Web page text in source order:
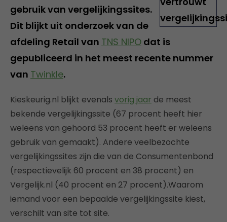
gebruik van vergelijkingssites.
Dit blijkt uit onderzoek van de
afdeling Retail van TNS NIPO dat is
gepubliceerd in het meest recente nummer
van Twinkle.
Kieskeurig.nl blijkt evenals vorig jaar de meest
bekende vergelijkingssite (67 procent heeft hier
weleens van gehoord 53 procent heeft er weleens
gebruik van gemaakt). Andere veelbezochte
vergelijkingssites zijn die van de Consumentenbond
(respectievelijk 60 procent en 38 procent) en
Vergelijk.nl (40 procent en 27 procent).Waarom
iemand voor een bepaalde vergelijkingssite kiest,
verschilt van site tot site.